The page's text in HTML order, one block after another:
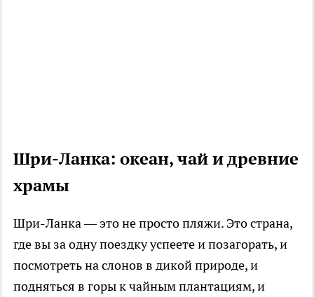
Шри-Ланка: океан, чай и древние
храмы
Шри-Ланка — это не просто пляжи. Это страна,
где вы за одну поездку успеете и позагорать, и
посмотреть на слонов в дикой природе, и
подняться в горы к чайным плантациям, и